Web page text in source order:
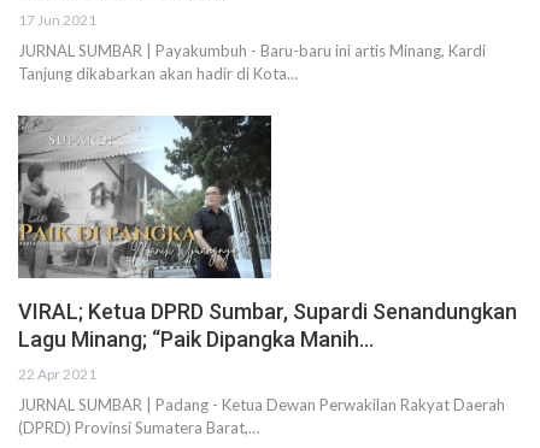
17 Jun 2021
JURNAL SUMBAR | Payakumbuh - Baru-baru ini artis Minang, Kardi
Tanjung dikabarkan akan hadir di Kota…
VIRAL; Ketua DPRD Sumbar, Supardi Senandungkan
Lagu Minang; “Paik Dipangka Manih…
22 Apr 2021
JURNAL SUMBAR | Padang - Ketua Dewan Perwakilan Rakyat Daerah
(DPRD) Provinsi Sumatera Barat,…